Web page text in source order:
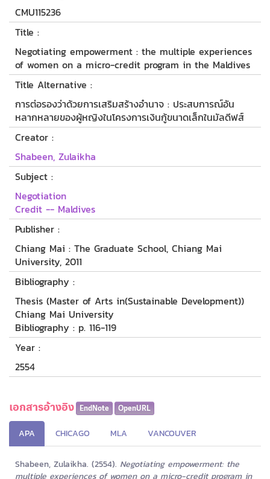
CMU115236
Title :
Negotiating empowerment : the multiple experiences
of women on a micro-credit program in the Maldives
Title Alternative :
การต่อรองว่าด้วยการเสริมสร้างอำนาจ : ประสบการณ์อัน
หลากหลายของผู้หญิงในโครงการเงินกู้ขนาดเล็กในมัลดีฟส์
Creator :
Shabeen, Zulaikha
Subject :
Negotiation
Credit -- Maldives
Publisher :
Chiang Mai : The Graduate School, Chiang Mai
University, 2011
Bibliography :
Thesis (Master of Arts in(Sustainable Development))
Chiang Mai University
Bibliography : p. 116-119
Year :
2554
เอกสารอ้างอิง EndNote OpenURL
APA CHICAGO MLA VANCOUVER
Shabeen, Zulaikha. (2554). Negotiating empowerment: the
multiple experiences of women on a micro-credit program in